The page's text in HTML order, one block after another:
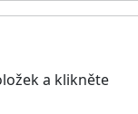
a klikněte